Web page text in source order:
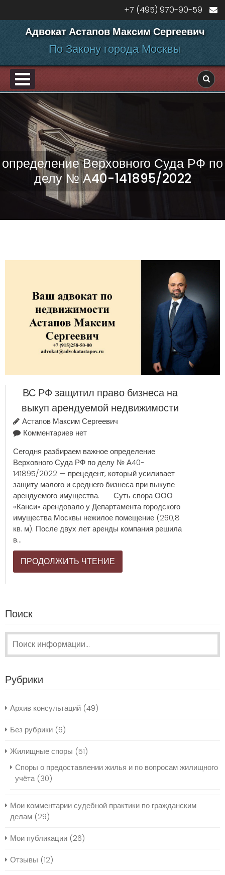
+7 (495) 970-90-59
Адвокат Астапов Максим Сергеевич
По Закону города Москвы
определение Верховного Суда РФ по
делу № А40-141895/2022
ВС РФ защитил право бизнеса на
выкуп арендуемой недвижимости
Астапов Максим Сергеевич
Комментариев нет
Сегодня разбираем важное определение
Верховного Суда РФ по делу № А40-
141895/2022 — прецедент, который усиливает
защиту малого и среднего бизнеса при выкупе
арендуемого имущества. Суть спора ООО
«Канси» арендовало у Департамента городского
имущества Москвы нежилое помещение (260,8
кв. м). После двух лет аренды компания решила
в...
ПРОДОЛЖИТЬ ЧТЕНИЕ
Поиск
Поиск:
Рубрики
Архив консультаций (49)
Без рубрики (6)
Жилищные споры (51)
Споры о предоставлении жилья и по вопросам жилищного
учёта(30)
Мои комментарии судебной практики по гражданским
делам (29)
Мои публикации (26)
Отзывы (12)